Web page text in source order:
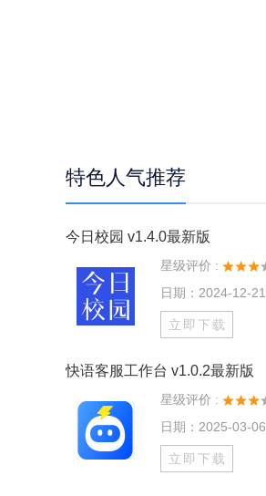
特色人气推荐
今日校园 v1.4.0最新版
星级评价 :
日期：2024-12-21
立即下载
快语客服工作台 v1.0.2最新版
星级评价 :
日期：2025-03-06
立即下载